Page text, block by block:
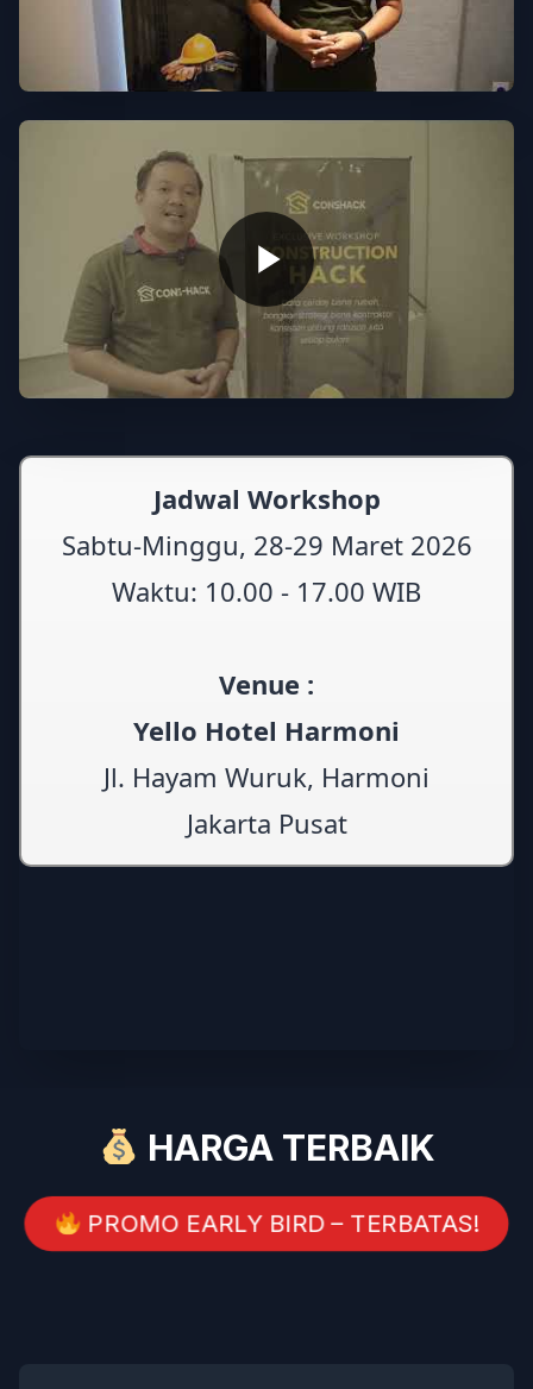
HARGA TERBAIK
PROMO EARLY BIRD – TERBATAS!